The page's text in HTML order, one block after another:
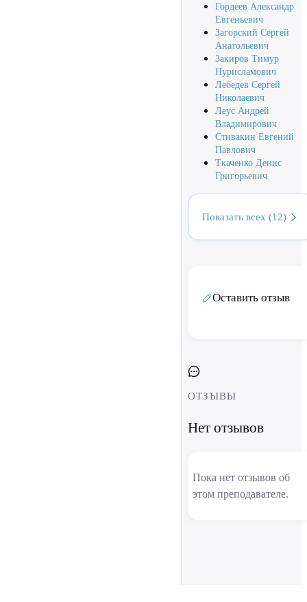
Гордеев Александр
Евгеньевич
Загорский Сергей
Анатольевич
Закиров Тимур
Нурисламович
Лебедев Сергей
Николаевич
Леус Андрей
Владимирович
Стивакин Евгений
Павлович
Ткаченко Денис
Григорьевич
Показать всех (12)
Оставить отзыв
ОТЗЫВЫ
Нет отзывов
Пока нет отзывов об
этом преподавателе.